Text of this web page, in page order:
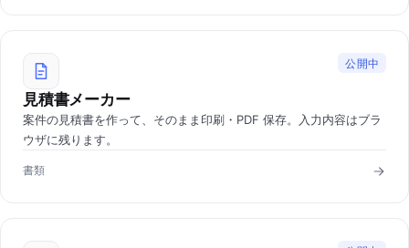
公開中
見積書メーカー
案件の見積書を作って、そのまま印刷・PDF 保存。入力内容はブラ
ウザに残ります。
書類